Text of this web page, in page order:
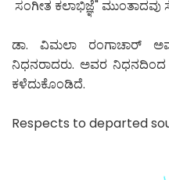
ಸಂಗೀತ ಕಲಾಭಿಜ್ಞೆ" ಮುಂತಾದವು
ಡಾ. ವಿಮಲಾ ರಂಗಾಚಾರ್
ನಿಧನರಾದರು. ಅವರ ನಿಧನದಿಂದ
ಕಳೆದುಕೊಂಡಿದೆ.
Respects to departed